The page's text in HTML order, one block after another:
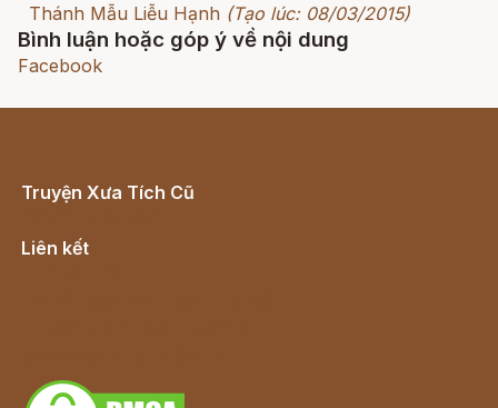
Thánh Mẫu Liễu Hạnh (Tạo lúc: 08/03/2015)
Bình luận hoặc góp ý về nội dung
Facebook
Truyện Xưa Tích Cũ
Liên kết